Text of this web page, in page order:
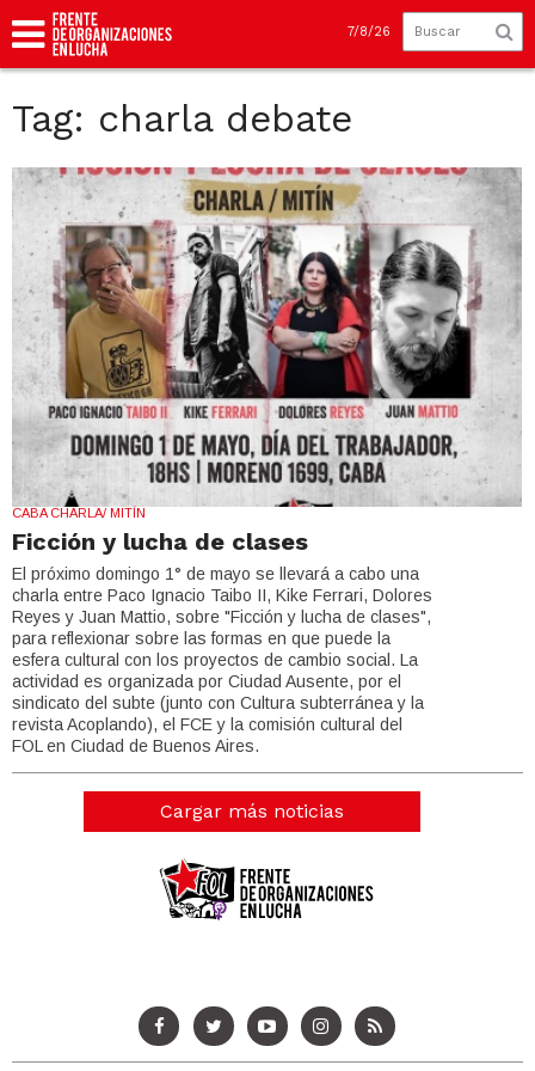
7/8/26
Tag: charla debate
CABA CHARLA/ MITÍN
Ficción y lucha de clases
El próximo domingo 1° de mayo se llevará a cabo una
charla entre Paco Ignacio Taibo II, Kike Ferrari, Dolores
Reyes y Juan Mattio, sobre "Ficción y lucha de clases",
para reflexionar sobre las formas en que puede la
esfera cultural con los proyectos de cambio social. La
actividad es organizada por Ciudad Ausente, por el
sindicato del subte (junto con Cultura subterránea y la
revista Acoplando), el FCE y la comisión cultural del
FOL en Ciudad de Buenos Aires.
Cargar más noticias